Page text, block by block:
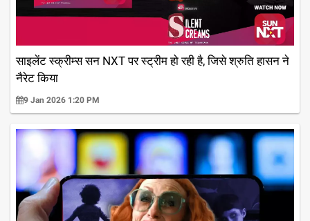
साइलेंट स्क्रीम्स सन NXT पर स्ट्रीम हो रही है, जिसे श्रुति हासन ने
नैरेट किया
9 Jan 2026 1:20 PM